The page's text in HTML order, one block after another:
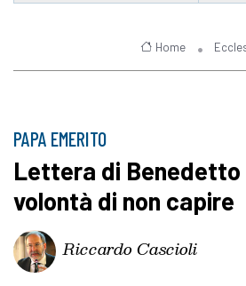
Home
PAPA EMERITO
Lettera di Benedetto
volontà di non capire
Riccardo Cascioli